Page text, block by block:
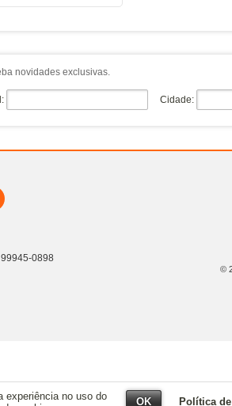
novidades exclusivas.
Cidade:
0898
©
experiência no uso do
OK Política